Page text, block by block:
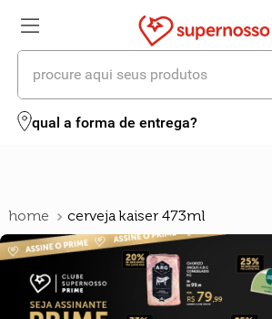
procure aqui seus produtos
qual a forma de entrega?
cerveja kaiser 473ml
termos mais buscados
3º cafe
5º queijo